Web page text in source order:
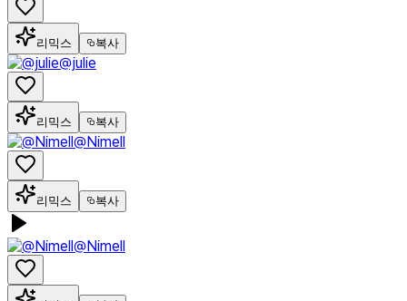
리믹스 복사
@julie
리믹스 복사
@Nimell
리믹스 복사
@Nimell